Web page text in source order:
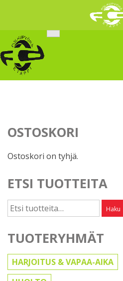
content
OSTOSKORI
Ostoskori on tyhjä.
ETSI TUOTTEITA
Etsi: Haku
TUOTERYHMÄT
HARJOITUS & VAPAA-AIKA